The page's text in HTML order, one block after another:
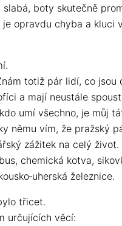
boty skutečně
opravdu chyba a kluci
totiž pár lidí, co jsou
a mají neustále
umí všechno, je můj
němu vím, že pražský
zážitek na celý život.
chemická kotva,
železnice.
třicet.
určujících věcí: